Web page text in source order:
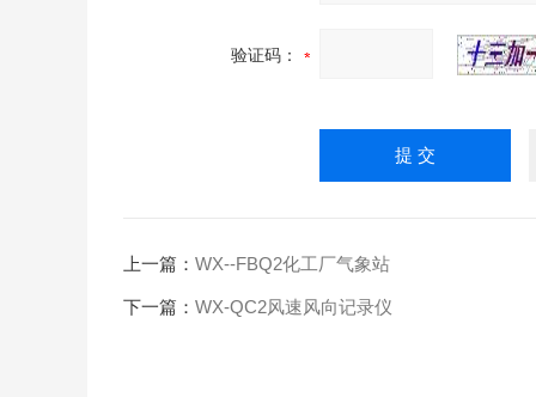
验证码：
上一篇： WX--FBQ2化工厂气象站
下一篇： WX-QC2风速风向记录仪